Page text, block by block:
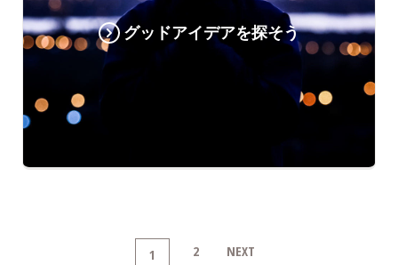
グッドアイデアを探そう
1 2 NEXT